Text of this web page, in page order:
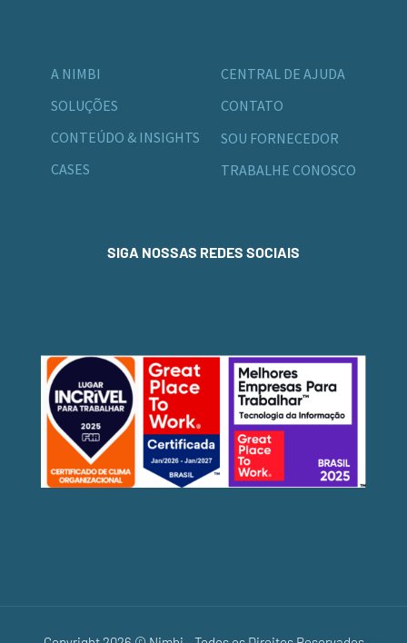
A NIMBI
SOLUÇÕES
CONTEÚDO & INSIGHTS
CASES
CENTRAL DE AJUDA
CONTATO
SOU FORNECEDOR
TRABALHE CONOSCO
SIGA NOSSAS REDES SOCIAIS